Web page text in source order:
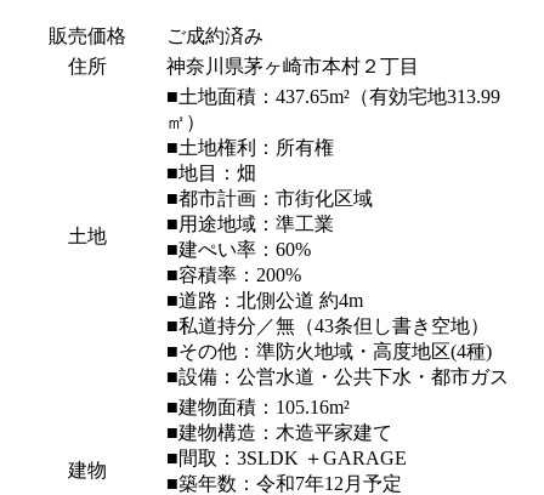
販売価格
ご成約済み
住所
神奈川県茅ヶ崎市本村２丁目
土地
■土地面積：437.65m²（有効宅地313.99
㎡）
■土地権利：所有権
■地目：畑
■都市計画：市街化区域
■用途地域：準工業
■建ぺい率：60%
■容積率：200%
■道路：北側公道 約4m
■私道持分／無（43条但し書き空地）
■その他：準防火地域・高度地区(4種)
■設備：公営水道・公共下水・都市ガス
建物
■建物面積：105.16m²
■建物構造：木造平家建て
■間取：3SLDK ＋GARAGE
■築年数：令和7年12月予定